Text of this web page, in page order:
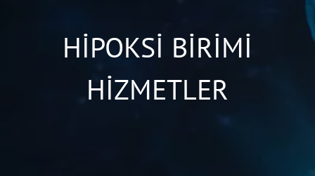
HİPOKSİ BİRİMİ
HİZMETLER